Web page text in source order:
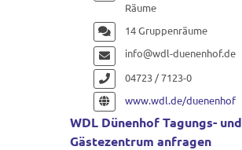
Räume
14 Gruppenräume
info@wdl-duenenhof.de
04723 / 7123-0
www.wdl.de/duenenhof
WDL Dünenhof Tagungs- und
Gästezentrum anfragen